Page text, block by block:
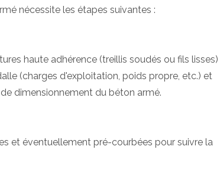
nécessite les étapes suivantes :
haute adhérence (treillis soudés ou fils lisses)
(charges d'exploitation, poids propre, etc.) et
dimensionnement du béton armé.
et éventuellement pré-courbées pour suivre la